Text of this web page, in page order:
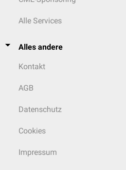
Alle Services
Alles andere
Kontakt
AGB
Datenschutz
Cookies
Impressum